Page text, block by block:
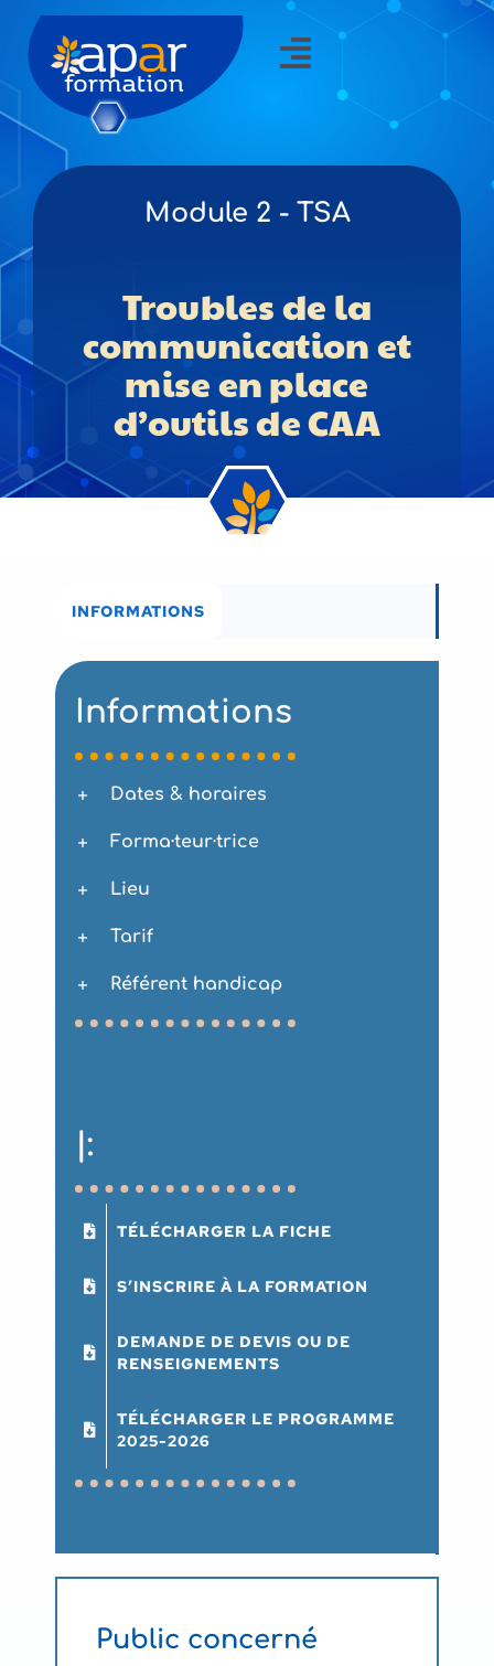
Passer
contenu
Toggle
Navigation
FORMATIONS 2026-2027
Contact
Module 2 - TSA
Troubles de la
communication et
mise en place
d’outils de CAA
INFORMATIONS
Informations
Dates & horaires
Forma·teur·trice
Lieu
Tarif
Référent handicap
|:
TÉLÉCHARGER LA FICHE
S’INSCRIRE À LA FORMATION
DEMANDE DE DEVIS OU DE
RENSEIGNEMENTS
TÉLÉCHARGER LE PROGRAMME
2025-2026
Public concerné